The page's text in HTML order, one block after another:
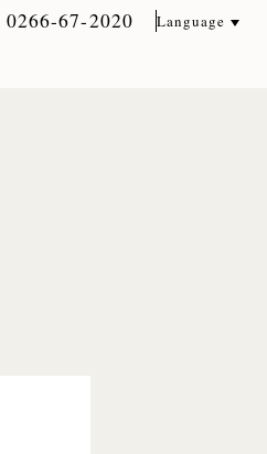
0266-67-2020 Language